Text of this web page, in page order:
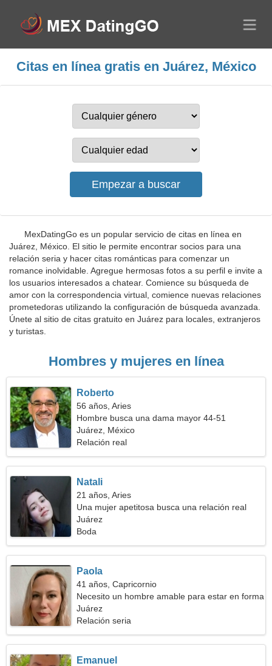
Citas en línea gratis en Juárez, México
MexDatingGo es un popular servicio de citas en línea en
Juárez, México. El sitio le permite encontrar socios para una
relación seria y hacer citas románticas para comenzar un
romance inolvidable. Agregue hermosas fotos a su perfil e invite a
los usuarios interesados a chatear. Comience su búsqueda de
amor con la correspondencia virtual, comience nuevas relaciones
prometedoras utilizando la configuración de búsqueda avanzada.
Únete al sitio de citas gratuito en Juárez para locales, extranjeros
y turistas.
Hombres y mujeres en línea
Roberto
56 años, Aries
Hombre busca una dama mayor 44-51
Juárez, México
Relación real
Natali
21 años, Aries
Una mujer apetitosa busca una relación real
Juárez
Boda
Paola
41 años, Capricornio
Necesito un hombre amable para estar en forma
Juárez
Relación seria
Emanuel